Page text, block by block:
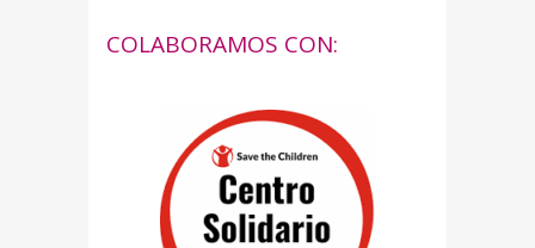
COLABORAMOS CON: